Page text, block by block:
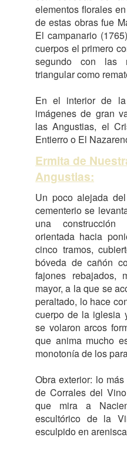
elementos florales
de estas obras fue
El campanario
cuerpos el primero
segundo con las
triangular como
En el interior de la
imágenes de gran
las Angustias, el
Entierro o El
Ermita de
Angustias:
Un poco alejada
cementerio se
una
orientada hacia
cinco tramos,
bóveda de cañón
fajones rebajados,
mayor, a la que se
peraltado, lo hace
cuerpo de la iglesia
se volaron arcos
que anima mucho
monotonía de los
Obra exterior: lo
de Corrales del
que mira a
escultórico de la
esculpido en